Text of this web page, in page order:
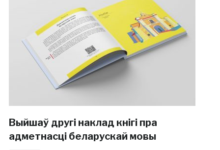
Выйшаў другі наклад кнігі пра
адметнасці беларускай мовы